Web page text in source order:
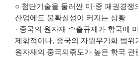
○ 첨단기술을 둘러싼 미·중 패권경쟁
산업에도 불확실성이 커지는 상황
· 중국의 원자재 수출규제가 핚국에
제핚적이나, 중국의 자원무기화 범위
원자재의 중국의졲도가 높은 핚국 관